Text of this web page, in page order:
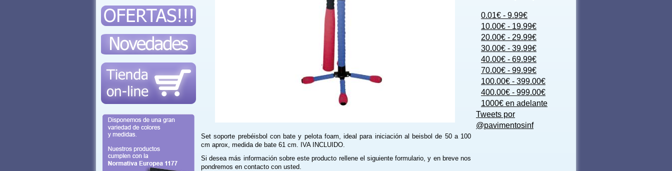
Set soporte prebéisbol con bate y pelota foam, ideal para iniciación al beisbol de 50 a 100
cm aprox, medida de bate 61 cm. IVA INCLUIDO.
Si desea más información sobre este producto rellene el siguiente formulario, y en breve nos
pondremos en contacto con usted.
0.01€ - 9.99€
10.00€ - 19.99€
20.00€ - 29.99€
30.00€ - 39.99€
40.00€ - 69.99€
70.00€ - 99.99€
100.00€ - 399.00€
400.00€ - 999.00€
1000€ en adelante
Tweets por
@pavimentosinf